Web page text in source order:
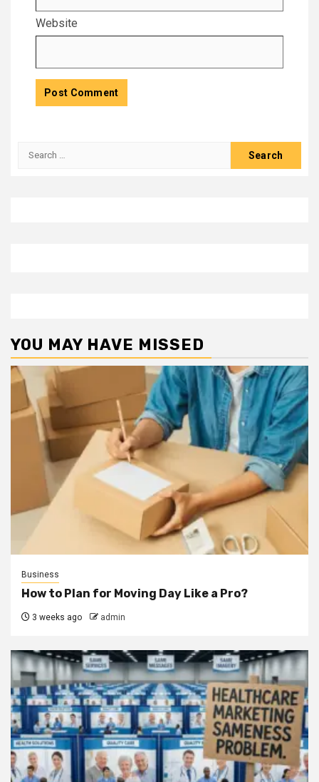
Website
Search
YOU MAY HAVE MISSED
Business
How to Plan for Moving Day Like a Pro?
3 weeks ago admin